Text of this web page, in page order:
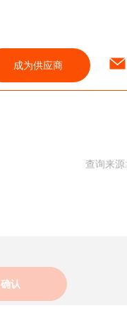
成为供应商
查询来源:
确认